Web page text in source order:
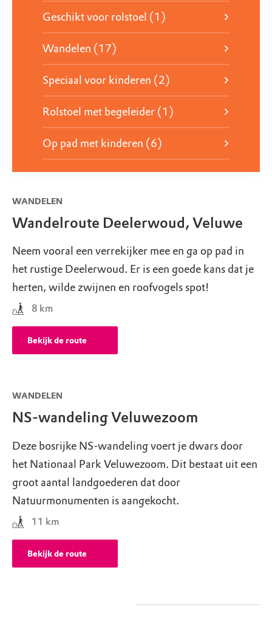
Geschikt voor rolstoel (1)
Wandelen (17)
Speciaal voor kinderen (2)
Rolstoel met begeleider (1)
Op pad met kinderen (6)
WANDELEN
Wandelroute Deelerwoud, Veluwe
Neem vooral een verrekijker mee en ga op pad in
het rustige Deelerwoud. Er is een goede kans dat je
herten, wilde zwijnen en roofvogels spot!
8 km
Bekijk de route
WANDELEN
NS-wandeling Veluwezoom
Deze bosrijke NS-wandeling voert je dwars door
het Nationaal Park Veluwezoom. Dit bestaat uit een
groot aantal landgoederen dat door
Natuurmonumenten is aangekocht.
11 km
Bekijk de route